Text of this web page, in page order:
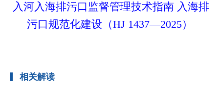
入河入海排污口监督管理技术指南 入海排
污口规范化建设（HJ 1437—2025）
相关解读